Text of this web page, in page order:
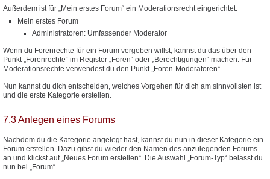
Außerdem ist für „Mein erstes Forum“ ein Moderationsrecht eingerichtet:
Mein erstes Forum
Administratoren: Umfassender Moderator
Wenn du Forenrechte für ein Forum vergeben willst, kannst du das über den
Punkt „Forenrechte“ im Register „Foren“ oder „Berechtigungen“ machen. Für
Moderationsrechte verwendest du den Punkt „Foren-Moderatoren“.
Nun kannst du dich entscheiden, welches Vorgehen für dich am sinnvollsten ist
und die erste Kategorie erstellen.
7.3 Anlegen eines Forums
Nachdem du die Kategorie angelegt hast, kannst du nun in dieser Kategorie ein
Forum erstellen. Dazu gibst du wieder den Namen des anzulegenden Forums
an und klickst auf „Neues Forum erstellen“. Die Auswahl „Forum-Typ“ belässt du
nun bei „Forum“.